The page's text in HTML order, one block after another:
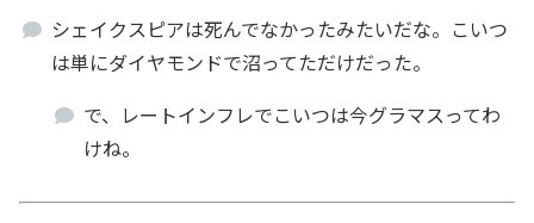
シェイクスピアは死んでなかったみたいだな。こいつ
は単にダイヤモンドで沼ってただけだった。
で、レートインフレでこいつは今グラマスってわ
けね。